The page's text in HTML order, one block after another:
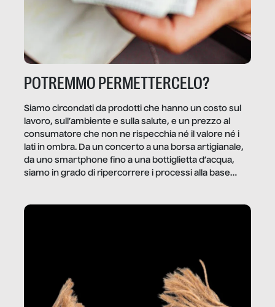
POTREMMO PERMETTERCELO?
Siamo circondati da prodotti che hanno un costo sul
lavoro, sull’ambiente e sulla salute, e un prezzo al
consumatore che non ne rispecchia né il valore né i
lati in ombra. Da un concerto a una borsa artigianale,
da uno smartphone fino a una bottiglietta d’acqua,
siamo in grado di ripercorrere i processi alla base
dietro gli oggetti e i servizi che fanno la nostra vita